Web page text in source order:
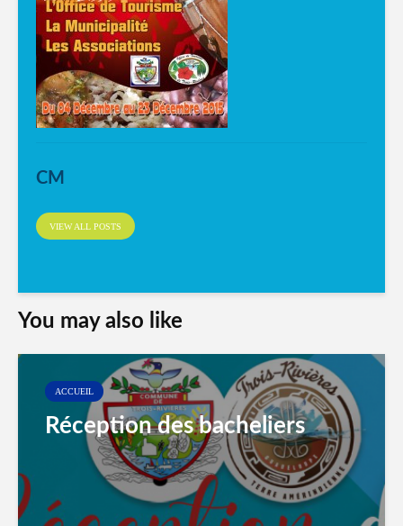
CM
VIEW ALL POSTS
You may also like
ACCUEIL
Réception des bacheliers